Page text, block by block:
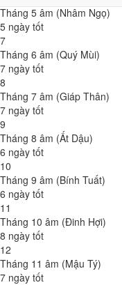
Tháng 5 âm (Nhâm Ngọ)
5 ngày tốt
7
Tháng 6 âm (Quý Mùi)
7 ngày tốt
8
Tháng 7 âm (Giáp Thân)
7 ngày tốt
9
Tháng 8 âm (Ất Dậu)
6 ngày tốt
10
Tháng 9 âm (Bính Tuất)
6 ngày tốt
11
Tháng 10 âm (Đinh Hợi)
8 ngày tốt
12
Tháng 11 âm (Mậu Tý)
7 ngày tốt